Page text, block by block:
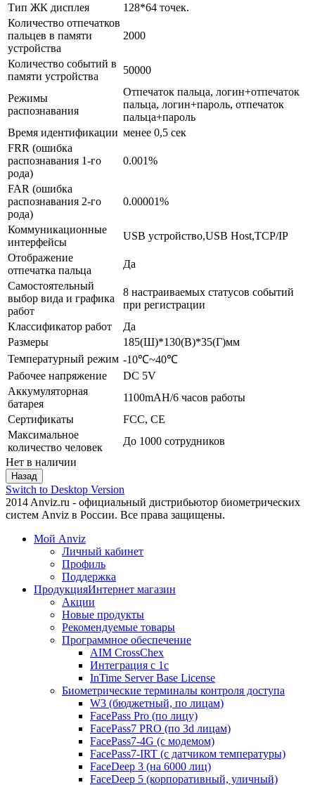
Тип ЖК дисплея
128*64 точек.
Количество отпечатков
пальцев в памяти
устройства
2000
Количество событий в
памяти устройства
50000
Режимы
распознавания
Отпечаток пальца, логин+отпечаток
пальца, логин+пароль, отпечаток
пальца+пароль
Время идентификации менее 0,5 сек
FRR (ошибка
распознавания 1-го
рода)
0.001%
FAR (ошибка
распознавания 2-го
рода)
0.00001%
Коммуникационные
интерфейсы
USB устройство,USB Host,TCP/IP
Отображение
отпечатка пальца
Да
Самостоятельный
выбор вида и графика
работ
8 настраиваемых статусов событий
при регистрации
Классификатор работ
Да
Размеры
185(Ш)*130(В)*35(Г)мм
Температурный режим -10℃~40℃
Рабочее напряжение
DC 5V
Аккумуляторная
батарея
1100mAH/6 часов работы
Сертификаты
FCC, CE
Максимальное
количество человек
До 1000 сотрудников
Нет в наличии
Switch to Desktop Version
2014 Anviz.ru - официальный дистрибьютор биометрических
систем Anviz в России. Все права защищены.
Мой Anviz
Личный кабинет
Профиль
Поддержка
ПродукцияИнтернет магазин
Акции
Новые продукты
Рекомендуемые товары
Программное обеспечение
AIM CrossChex
Интеграция с 1с
InTime Server Base License
Биометрические терминалы контроля доступа
W3 (бюджетный, по лицам)
FacePass Pro (по лицу)
FacePass7 PRO (по 3d лицам)
FacePass7-4G (с модемом)
FacePass7-IRT (с датчиком температуры)
FaceDeep 3 (на 6000 лиц)
FaceDeep 5 (корпоративный, уличный)